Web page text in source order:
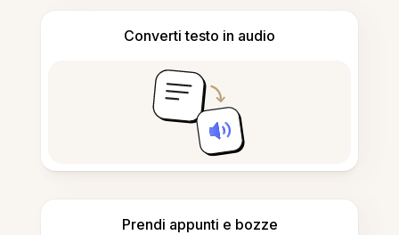
Converti testo in audio
Prendi appunti e bozze